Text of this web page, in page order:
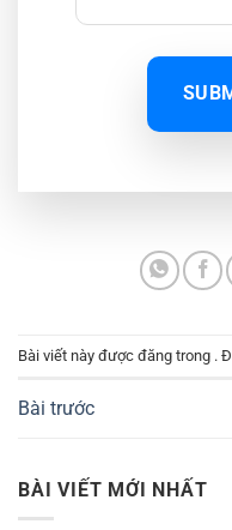
Bài viết này được đăng trong .
Bài trước
BÀI VIẾT MỚI NHẤT